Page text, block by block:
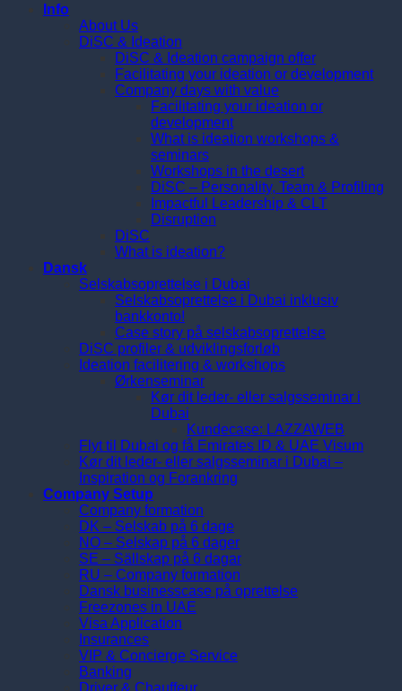
Info
About Us
DiSC & Ideation
DiSC & Ideation campaign offer
Facilitating your ideation or development
Company days with value
Facilitating your ideation or
development
What is ideation workshops &
seminars
Workshops in the desert
DiSC – Personality, Team & Profiling
Impactful Leadership & CLT
Disruption
DiSC
What is ideation?
Dansk
Selskabsoprettelse i Dubai
Selskabsoprettelse i Dubai inklusiv
bankkonto!
Case story på selskabsoprettelse
DiSC profiler & udviklingsforløb
Ideation facilitering & workshops
Ørkenseminar
Kør dit leder- eller salgsseminar i
Dubai
Kundecase: LAZZAWEB
Flyt til Dubai og få Emirates ID & UAE Visum
Kør dit leder- eller salgsseminar i Dubai –
Inspiration og Forankring
Company Setup
Company formation
DK – Selskab på 6 dage
NO – Selskap på 6 dager
SE – Sällskap på 6 dagar
RU – Company formation
Dansk businesscase på oprettelse
Freezones in UAE
Visa Application
Insurances
VIP & Concierge Service
Banking
Driver & Chauffeur